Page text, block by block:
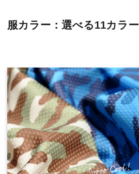
服カラー：選べる11カラー